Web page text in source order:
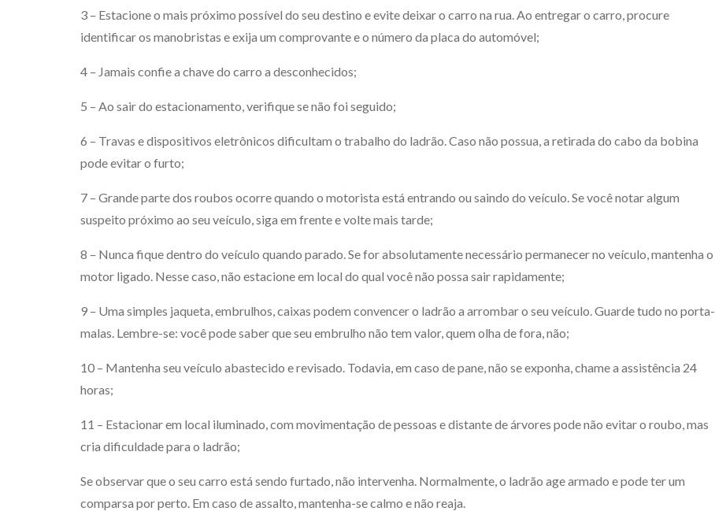
3 – Estacione o mais próximo possível do seu destino e evite deixar o carro na rua. Ao entregar o carro, procure
identificar os manobristas e exija um comprovante e o número da placa do automóvel;
4 – Jamais confie a chave do carro a desconhecidos;
5 – Ao sair do estacionamento, verifique se não foi seguido;
6 – Travas e dispositivos eletrônicos dificultam o trabalho do ladrão. Caso não possua, a retirada do cabo da bobina
pode evitar o furto;
7 – Grande parte dos roubos ocorre quando o motorista está entrando ou saindo do veículo. Se você notar algum
suspeito próximo ao seu veículo, siga em frente e volte mais tarde;
8 – Nunca fique dentro do veículo quando parado. Se for absolutamente necessário permanecer no veículo, mantenha o
motor ligado. Nesse caso, não estacione em local do qual você não possa sair rapidamente;
9 – Uma simples jaqueta, embrulhos, caixas podem convencer o ladrão a arrombar o seu veículo. Guarde tudo no porta-
malas. Lembre-se: você pode saber que seu embrulho não tem valor, quem olha de fora, não;
10 – Mantenha seu veículo abastecido e revisado. Todavia, em caso de pane, não se exponha, chame a assistência 24
horas;
11 – Estacionar em local iluminado, com movimentação de pessoas e distante de árvores pode não evitar o roubo, mas
cria dificuldade para o ladrão;
Se observar que o seu carro está sendo furtado, não intervenha. Normalmente, o ladrão age armado e pode ter um
comparsa por perto. Em caso de assalto, mantenha-se calmo e não reaja.